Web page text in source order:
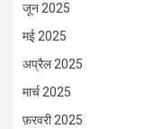
जून 2025
मई 2025
अप्रैल 2025
मार्च 2025
फ़रवरी 2025